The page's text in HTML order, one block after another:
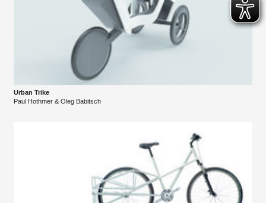
Urban Trike
Paul Hothmer & Oleg Babitsch